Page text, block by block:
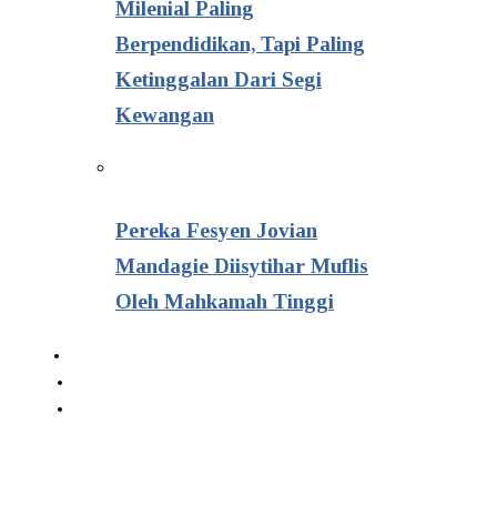
Milenial Paling
Berpendidikan, Tapi Paling
Ketinggalan Dari Segi
Kewangan
Pereka Fesyen Jovian
Mandagie Diisytihar Muflis
Oleh Mahkamah Tinggi